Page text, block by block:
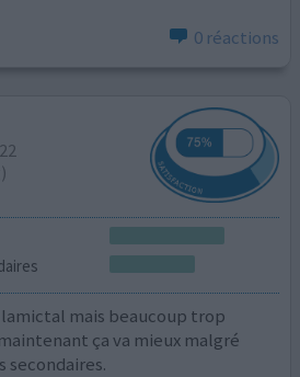
0 réactions
mais beaucoup trop
ça va mieux malgré
secondaires.